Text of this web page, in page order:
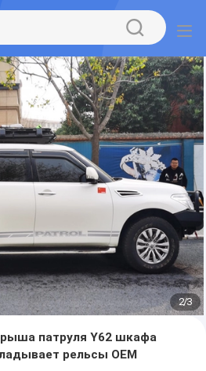
2/3
патруля Y62 шкафа
рельсы OEM